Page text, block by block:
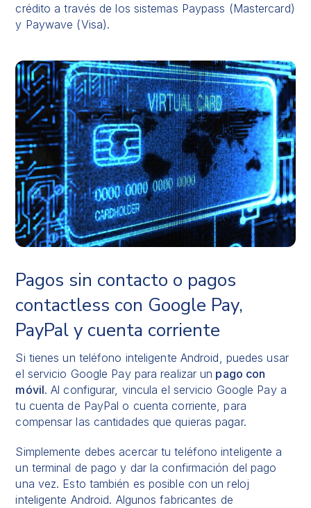
crédito a través de los sistemas Paypass (Mastercard)
y Paywave (Visa).
Pagos sin contacto o pagos
contactless con Google Pay,
PayPal y cuenta corriente
Si tienes un teléfono inteligente Android, puedes usar
el servicio Google Pay para realizar un pago con
móvil. Al configurar, vincula el servicio Google Pay a
tu cuenta de PayPal o cuenta corriente, para
compensar las cantidades que quieras pagar.
Simplemente debes acercar tu teléfono inteligente a
un terminal de pago y dar la confirmación del pago
una vez. Esto también es posible con un reloj
inteligente Android. Algunos fabricantes de